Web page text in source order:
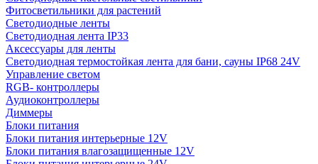
Фитосветильники для растений
Светодиодные ленты
Светодиодная лента IP33
Аксессуары для ленты
Светодиодная термостойкая лента для бани, сауны IP68 24V
Управление светом
RGB- контроллеры
Аудиоконтроллеры
Диммеры
Блоки питания
Блоки питания интерьерные 12V
Блоки питания влагозащищенные 12V